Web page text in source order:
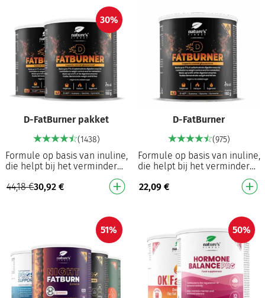
30%
D-FatBurner pakket
(1438)
Formule op basis van inuline,
die helpt bij het verminderen
van vetophopingen en
bijdraagt aan
gewichtsverlies⁴ Met het…
44,18€30,92€
D-FatBurner
(975)
Formule op basis van inuline,
die helpt bij het verminderen
van vetophopingen en
gewichtsverlies⁴ Met het…
22,09€
51% 50%